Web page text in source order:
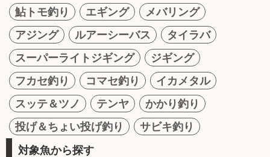
鮎トモ釣り
エギング
メバリング
アジング
ルアーシーバス
タイラバ
スーパーライトジギング
ジギング
フカセ釣り
コマセ釣り
イカメタル
スッテ＆ツノ
テンヤ
かかり釣り
投げ＆ちょい投げ釣り
サビキ釣り
対象魚から探す